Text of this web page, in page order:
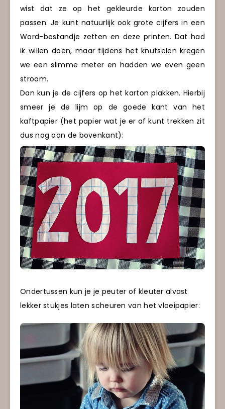
wist dat ze op het gekleurde karton zouden
passen. Je kunt natuurlijk ook grote cijfers in een
Word-bestandje zetten en deze printen. Dat had
ik willen doen, maar tijdens het knutselen kregen
we een slimme meter en hadden we even geen
stroom.
Dan kun je de cijfers op het karton plakken. Hierbij
smeer je de lijm op de goede kant van het
kaftpapier (het papier wat je er af kunt trekken zit
dus nog aan de bovenkant):
Ondertussen kun je je peuter of kleuter alvast
lekker stukjes laten scheuren van het vloeipapier: